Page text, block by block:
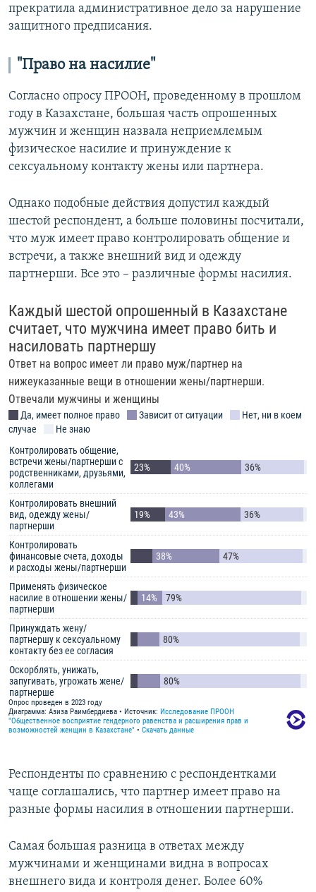
прекратила административное дело за нарушение
защитного предписания.
"Право на насилие"
Согласно опросу ПРООН, проведенному в прошлом
году в Казахстане, большая часть опрошенных
мужчин и женщин назвала неприемлемым
физическое насилие и принуждение к
сексуальному контакту жены или партнера.
Однако подобные действия допустил каждый
шестой респондент, а больше половины посчитали,
что муж имеет право контролировать общение и
встречи, а также внешний вид и одежду
партнерши. Все это – различные формы насилия.
Респонденты по сравнению с респондентками
чаще соглашались, что партнер имеет право на
разные формы насилия в отношении партнерши.
Самая большая разница в ответах между
мужчинами и женщинами видна в вопросах
внешнего вида и контроля денег. Более 60%